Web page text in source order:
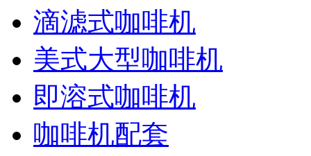
滴滤式咖啡机
美式大型咖啡机
即溶式咖啡机
咖啡机配套